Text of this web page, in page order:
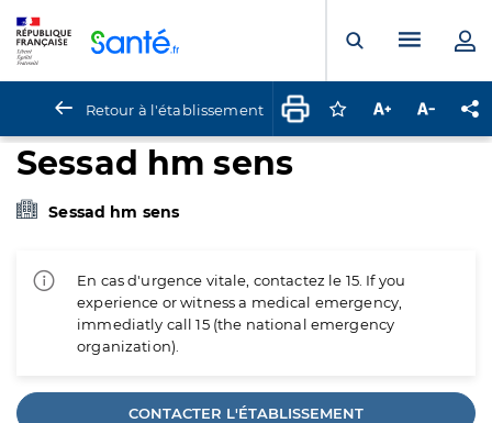
Ouvrir laMenu
Retour à l'établissement Connectez-vous
Augmenter la
Sessad hm sens
Sessad hm sens
En cas d'urgence vitale, contactez le 15. If you
experience or witness a medical emergency,
immediatly call 15 (the national emergency
organization).
CONTACTER L'ÉTABLISSEMENT